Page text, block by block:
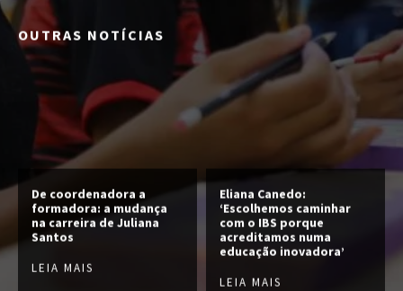
OUTRAS NOTÍCIAS
De coordenadora a
formadora: a mudança
na carreira de Juliana
Santos
LEIA MAIS
Eliana Canedo:
‘Escolhemos caminhar
com o IBS porque
acreditamos numa
educação inovadora’
LEIA MAIS